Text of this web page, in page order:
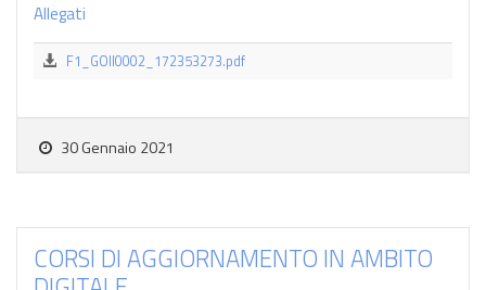
Allegati
F1_GOII0002_172353273.pdf
30 Gennaio 2021
CORSI DI AGGIORNAMENTO IN AMBITO